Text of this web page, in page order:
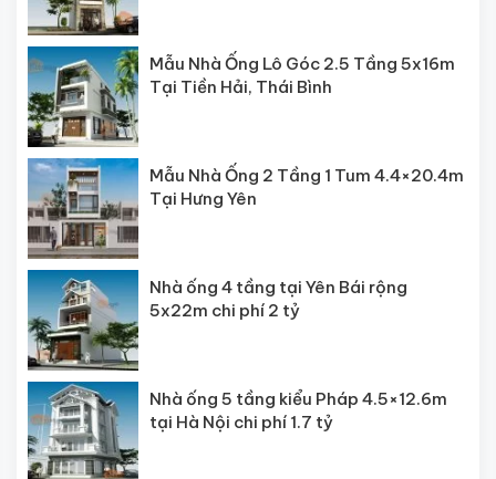
Mẫu Nhà Ống Lô Góc 2.5 Tầng 5x16m
Tại Tiền Hải, Thái Bình
Mẫu Nhà Ống 2 Tầng 1 Tum 4.4×20.4m
Tại Hưng Yên
Nhà ống 4 tầng tại Yên Bái rộng
5x22m chi phí 2 tỷ
Nhà ống 5 tầng kiểu Pháp 4.5×12.6m
tại Hà Nội chi phí 1.7 tỷ